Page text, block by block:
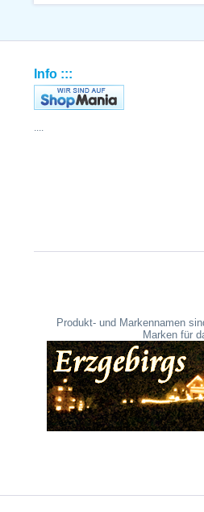
Info :::
....
Produkt- und Markennamen
Marken für